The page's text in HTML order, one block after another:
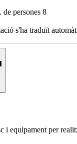
persones 8
s'ha traduït
i equipament per